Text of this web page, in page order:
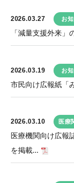
2026.03.27 お
「減量支援外来」
2026.03.19 お
市民向け広報紙「
2026.03.10 医療
医療機関向け広報
を掲載...